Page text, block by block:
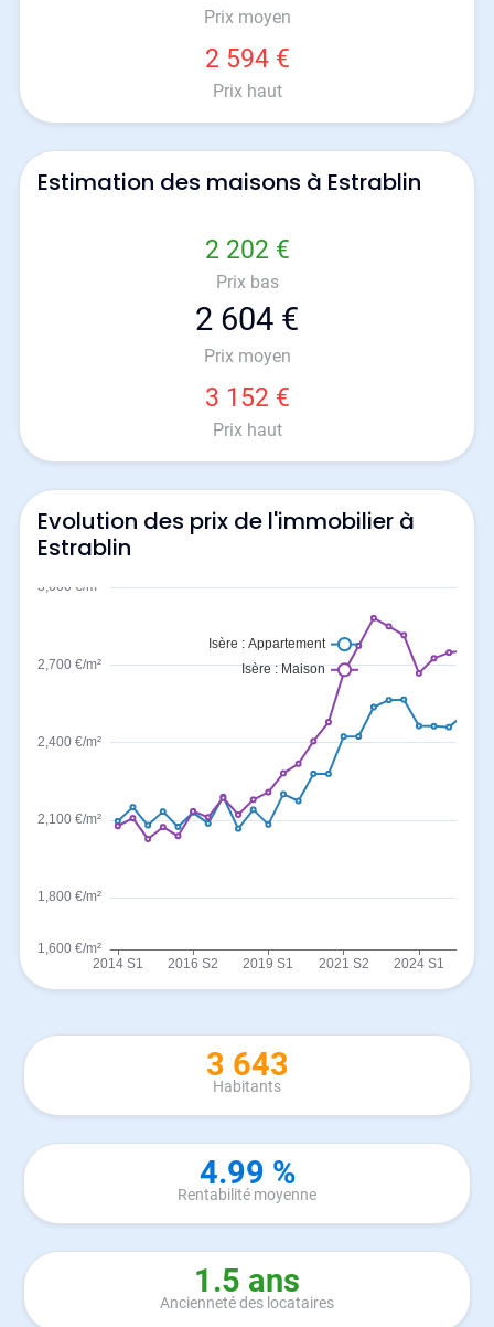
Prix moyen
2 594 €
Prix haut
Estimation des maisons à Estrablin
2 202 €
Prix bas
2 604 €
Prix moyen
3 152 €
Prix haut
Evolution des prix de l'immobilier à
Estrablin
3 643
Habitants
4.99 %
Rentabilité moyenne
1.5 ans
Ancienneté des locataires